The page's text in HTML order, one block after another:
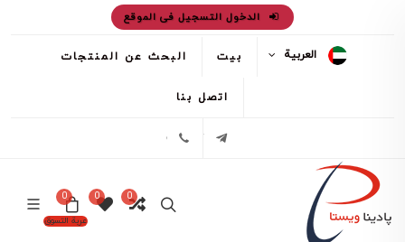
الدخول التسجيل فى الموقع
العربية بيت البحث عن المنتجات
اتصل بنا
تلگرام
0
0
عربة التسوق
0